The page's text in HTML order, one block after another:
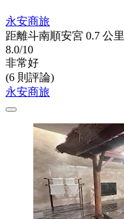
永安商旅
距離斗南順安宮 0.7 公里
8.0/10
非常好
(6 則評論)
永安商旅